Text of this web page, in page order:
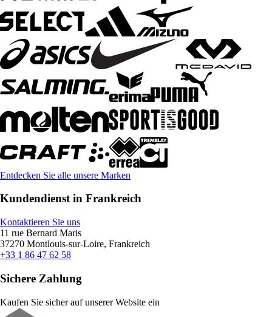
Entdecken Sie alle unsere Marken
Kundendienst in Frankreich
Kontaktieren Sie uns
11 rue Bernard Maris
37270 Montlouis-sur-Loire, Frankreich
+33 1 86 47 62 58
Sichere Zahlung
Kaufen Sie sicher auf unserer Website ein